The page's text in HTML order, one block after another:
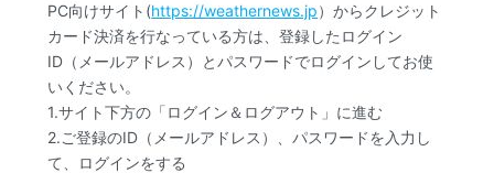
PC向けサイト(https://weathernews.jp）からクレジット
カード決済を行なっている方は、登録したログイン
ID（メールアドレス）とパスワードでログインしてお使
いください。
1.サイト下方の「ログイン＆ログアウト」に進む
2.ご登録のID（メールアドレス）、パスワードを入力し
て、ログインをする